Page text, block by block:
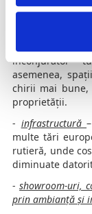
companiile să
LEED și
înconjurător
asemenea,
chirii mai bune,
proprietății.
- infrastructură
multe tări
rutieră, unde
diminuate
-showroom-uri,
prin ambianță și